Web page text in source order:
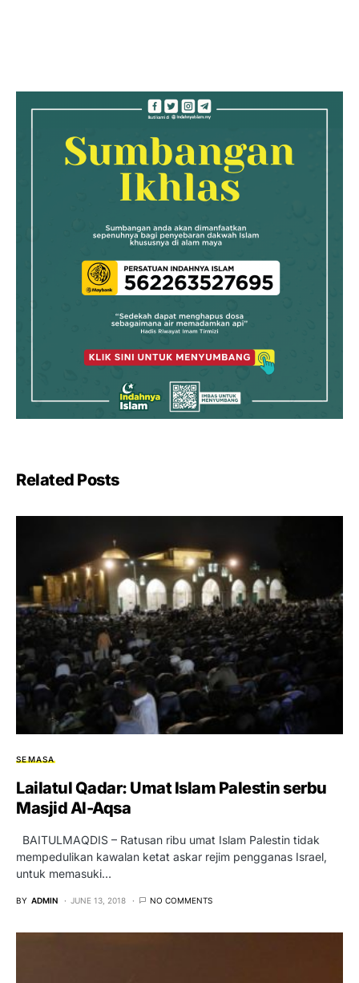
Related Posts
SEMASA
Lailatul Qadar: Umat Islam Palestin serbu
Masjid Al-Aqsa
BAITULMAQDIS – Ratusan ribu umat Islam Palestin tidak
mempedulikan kawalan ketat askar rejim pengganas Israel,
untuk memasuki…
BY ADMIN JUNE 13, 2018 NO COMMENTS